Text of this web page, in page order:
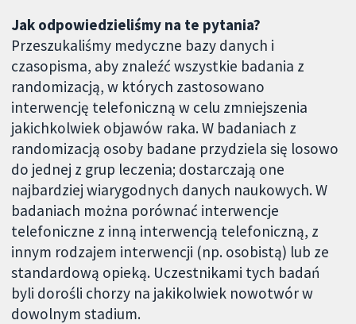
Jak odpowiedzieliśmy na te pytania?
Przeszukaliśmy medyczne bazy danych i
czasopisma, aby znaleźć wszystkie badania z
randomizacją, w których zastosowano
interwencję telefoniczną w celu zmniejszenia
jakichkolwiek objawów raka. W badaniach z
randomizacją osoby badane przydziela się losowo
do jednej z grup leczenia; dostarczają one
najbardziej wiarygodnych danych naukowych. W
badaniach można porównać interwencje
telefoniczne z inną interwencją telefoniczną, z
innym rodzajem interwencji (np. osobistą) lub ze
standardową opieką. Uczestnikami tych badań
byli dorośli chorzy na jakikolwiek nowotwór w
dowolnym stadium.